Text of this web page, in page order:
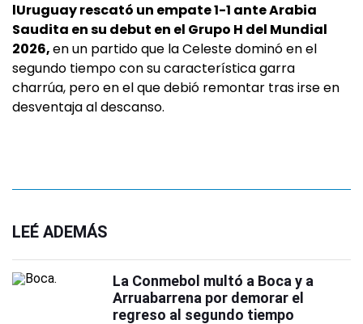
lUruguay rescató un empate 1-1 ante Arabia
Saudita en su debut en el Grupo H del Mundial
2026,en un partido que la Celeste dominó en el
segundo tiempo con su característica garra
charrúa, pero en el que debió remontar tras irse en
desventaja al descanso.
LEÉ ADEMÁS
La Conmebol multó a Boca y a
Arruabarrena por demorar el
regreso al segundo tiempo